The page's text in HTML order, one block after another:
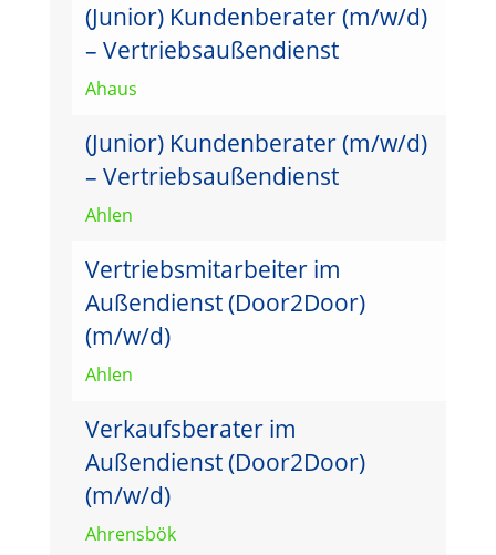
(Junior) Kundenberater (m/w/d)
– Vertriebsaußendienst
Ahaus
(Junior) Kundenberater (m/w/d)
– Vertriebsaußendienst
Ahlen
Vertriebsmitarbeiter im
Außendienst (Door2Door)
(m/w/d)
Ahlen
Verkaufsberater im
Außendienst (Door2Door)
(m/w/d)
Ahrensbök